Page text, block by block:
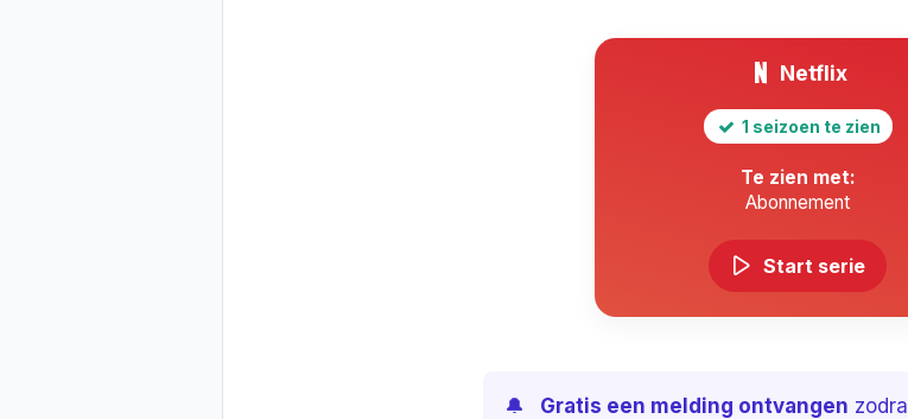
Netflix
1 seizoen te zien
Te zien met:
Abonnement
Start serie
🔔 Gratis een melding ontvangen zodra